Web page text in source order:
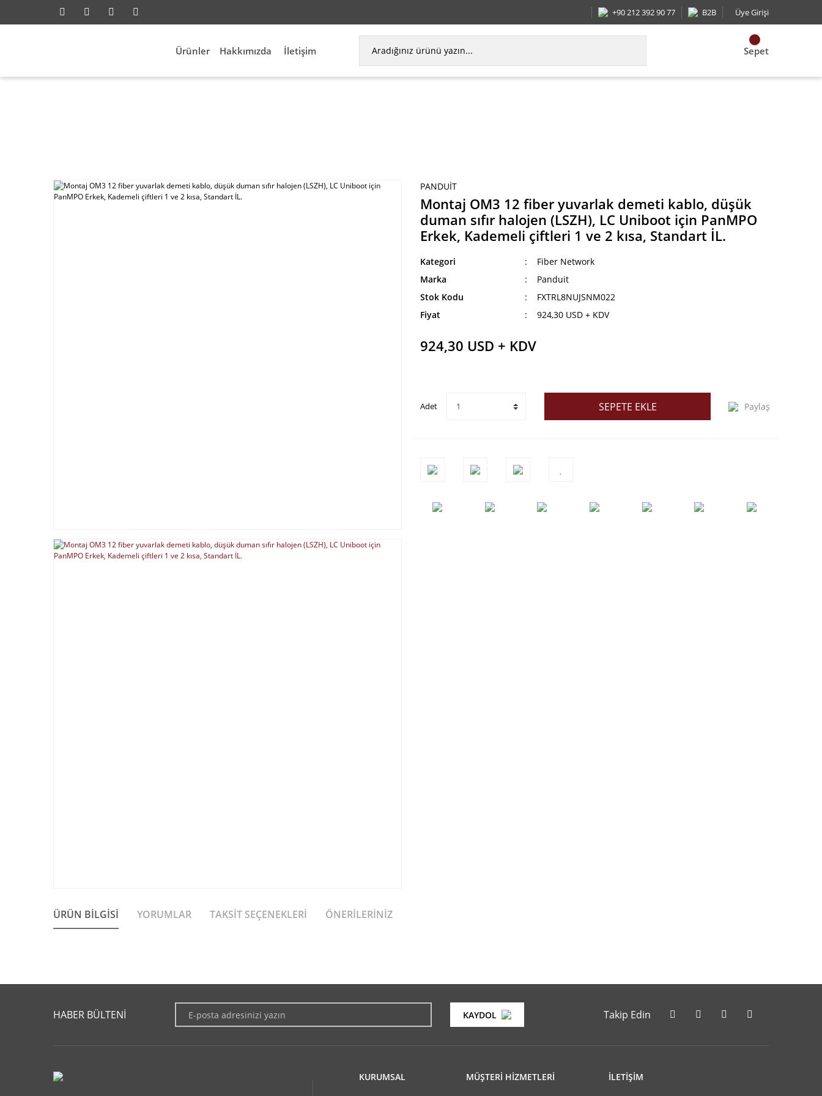
+90 212 392 90 77 B2B Üye Girişi
Ürünler Hakkımızda İletişim Sepet
PANDUIT
Montaj OM3 12 fiber yuvarlak demeti kablo, düşük
duman sıfır halojen (LSZH), LC Uniboot için PanMPO
Erkek, Kademeli çiftleri 1 ve 2 kısa, Standart İL.
Kategori
Fiber Network
Marka
Panduit
Stok Kodu
FXTRL8NUJSNM022
Fiyat
924,30 USD + KDV
924,30 USD + KDV
Adet SEPETE EKLE Paylaş
ÜRÜN BILGISI YORUMLAR TAKSIT SEÇENEKLERI ÖNERILERINIZ
Yorum Yaz
Görüş ve önerileriniz için teşekkür ederiz.
Ürün açıklamasında eksik bilgiler bulunuyor.
HABER BÜLTENİ KAYDOL Takip Edin
KURUMSAL MÜŞTERİ HİZMETLERİ İLETİŞİM